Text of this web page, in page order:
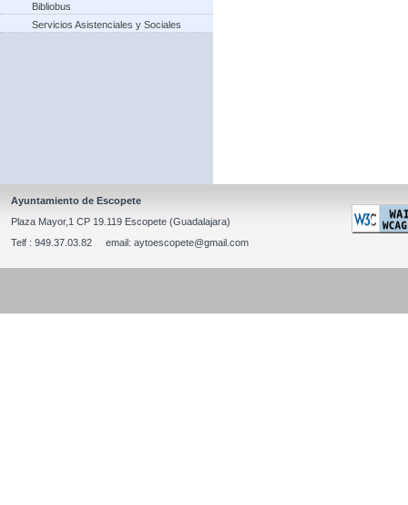
Bibliobus
Servicios Asistenciales y Sociales
Ayuntamiento de Escopete
Plaza Mayor,1 CP 19.119 Escopete (Guadalajara)
Telf : 949.37.03.82 email: aytoescopete@gmail.com